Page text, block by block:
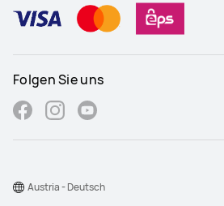
Folgen Sie uns
Austria - Deutsch